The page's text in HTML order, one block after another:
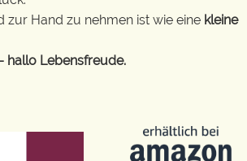
zur Hand zu nehmen ist wie eine kleine
hallo Lebensfreude.